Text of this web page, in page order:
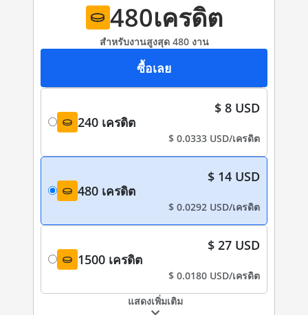
480เครดิต
สำหรับงานสูงสุด 480 งาน
ซื้อเลย
240 เครดิต
$ 8 USD
$ 0.0333 USD/เครดิต
480 เครดิต
$ 14 USD
$ 0.0292 USD/เครดิต
1500 เครดิต
$ 27 USD
$ 0.0180 USD/เครดิต
แสดงเพิ่มเติม